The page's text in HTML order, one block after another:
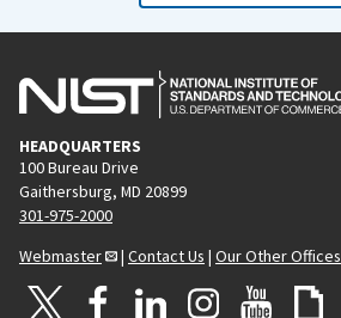
HEADQUARTERS
100 Bureau Drive
Gaithersburg, MD 20899
301-975-2000
Webmaster
| Contact Us | Our Other Offices